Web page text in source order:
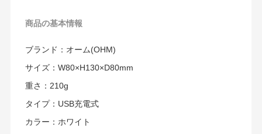
商品の基本情報
ブランド：オーム(OHM)
サイズ：W80×H130×D80mm
重さ：210g
タイプ：USB充電式
カラー：ホワイト